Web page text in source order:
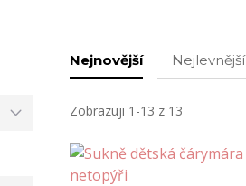
Nejnovější Nejlevnější
Zobrazuji 1-13 z 13